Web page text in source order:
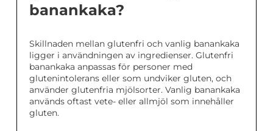
banankaka?
Skillnaden mellan glutenfri och vanlig banankaka
ligger i användningen av ingredienser. Glutenfri
banankaka anpassas för personer med
glutenintolerans eller som undviker gluten, och
använder glutenfria mjölsorter. Vanlig banankaka
används oftast vete- eller allmjöl som innehåller
gluten.